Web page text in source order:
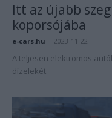
Itt az újabb
koporsójába
e-cars.hu 2023-11-22
A teljesen elektromos
dízelekét.